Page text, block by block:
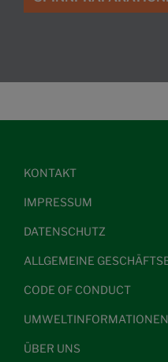
KONTAKT
IMPRESSUM
DATENSCHUTZ
ALLGEMEINE
CODE OF CONDUCT
UMWELTINFORMATIONEN
ÜBER UNS